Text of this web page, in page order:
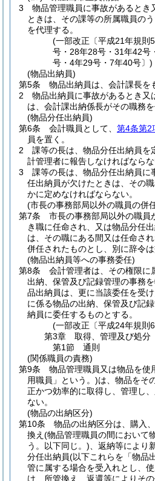
3
物品管理職員に事故があるとき
ときは、その課等の所属職員の
を代理する。
(一部改正〔平成21年規則
号・28年28号・31年42号
号・4年29号・7年40号〕)
(物品出納員)
第5条
物品出納員は、会計課長を
2
物品出納員に事故があるとき又
は、会計課出納係長がその職務を
(物品分任出納員)
第6条
会計職員として、 第4条第2
員を置く。
2
課等の長は、物品分任出納員を
計管理者に報告しなければならな
3
課等の長は、物品分任出納員に
任出納員が欠けたときは、その
かに定めなければならない。
(市長の事務部局以外の職員の併
第7条
市長の事務部局以外の職員
き職に任命され、又は物品分任
は、その職にある間又は任命さ
併任されたものとし、別に辞令
(物品出納員等への事務委任)
第8条
会計管理者は、その権限に
出納、保管及び記録管理の事務
品出納員は、更に当該委任を受
に係る物品の出納、保管及び記
納員に委任するものとする。
(一部改正〔平成24年規則
第3章
取得、管理及び処分
第1節
通則
(関係職員の責務)
第9条
物品管理職員又は物品を使
用職員」という。)は、物品をそ
正かつ効率的に取得し、管理し
ない。
(物品の出納区分)
第10条
物品の出納区分は、購入
換え (物品管理職員の間において
う。以下同じ。) 、返納等により
分任出納員(以下これらを「物品
管に属する場合を受入れとし、
け、所管換え、返還等によりそ